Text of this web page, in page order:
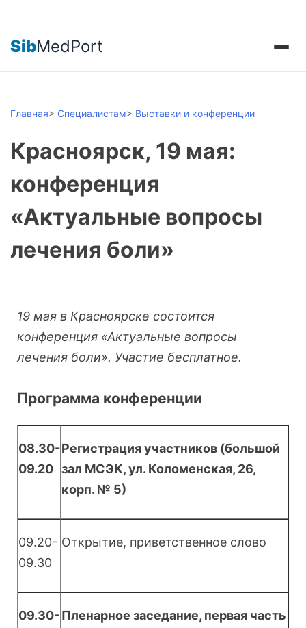
SibMedPort
Главная> Специалистам> Выставки и конференции
Красноярск, 19 мая:
конференция
«Актуальные вопросы
лечения боли»
19 мая в Красноярске состоится
конференция «Актуальные вопросы
лечения боли». Участие бесплатное.
Программа конференции
08.30-
09.20
Регистрация участников (большой
зал МСЭК, ул. Коломенская, 26,
корп. № 5)
09.20-
09.30
Открытие, приветственное слово
09.30-Пленарное заседание, первая часть